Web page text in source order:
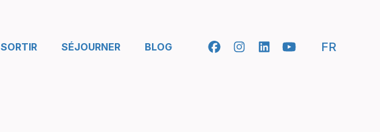
SORTIR SÉJOURNER BLOG FR
-